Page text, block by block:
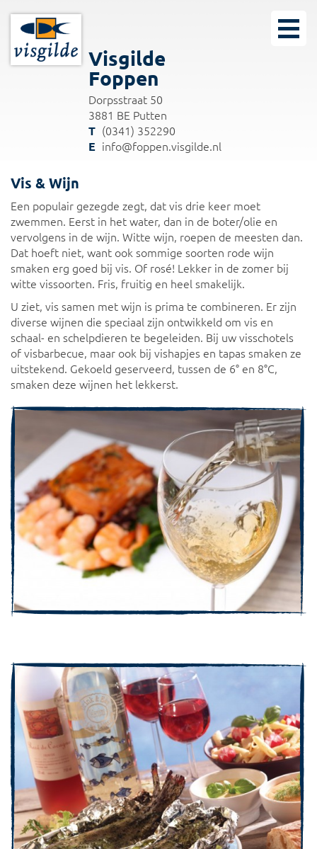
Visgilde
Foppen
Dorpsstraat 50
3881 BE Putten
(0341) 352290
info@foppen.visgilde.nl
Vis & Wijn
Een populair gezegde zegt, dat vis drie keer moet
zwemmen. Eerst in het water, dan in de boter/olie en
vervolgens in de wijn. Witte wijn, roepen de meesten dan.
Dat hoeft niet, want ook sommige soorten rode wijn
smaken erg goed bij vis. Of rosé! Lekker in de zomer bij
witte vissoorten. Fris, fruitig en heel smakelijk.
U ziet, vis samen met wijn is prima te combineren. Er zijn
diverse wijnen die speciaal zijn ontwikkeld om vis en
schaal- en schelpdieren te begeleiden. Bij uw visschotels
of visbarbecue, maar ook bij vishapjes en tapas smaken ze
uitstekend. Gekoeld geserveerd, tussen de 6° en 8°C,
smaken deze wijnen het lekkerst.